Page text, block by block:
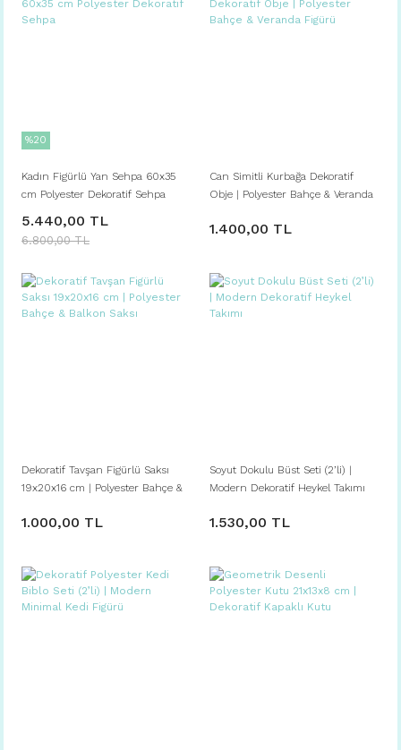
%20
Kadın Figürlü Yan Sehpa 60x35
cm Polyester Dekoratif Sehpa
5.440,00 TL
6.800,00 TL
Can Simitli Kurbağa Dekoratif
Obje | Polyester Bahçe & Veranda
1.400,00 TL
Dekoratif Tavşan Figürlü Saksı
19x20x16 cm | Polyester Bahçe &
1.000,00 TL
Soyut Dokulu Büst Seti (2’li) |
Modern Dekoratif Heykel Takımı
1.530,00 TL